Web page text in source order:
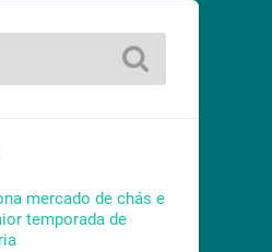
mercado de chás e
temporada de